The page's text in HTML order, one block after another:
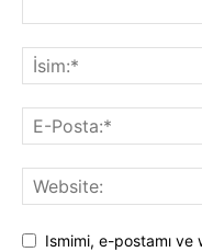
Ismimi, e-postamı